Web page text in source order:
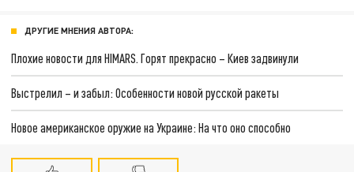
ДРУГИЕ МНЕНИЯ АВТОРА:
Плохие новости для HIMARS. Горят прекрасно – Киев задвинули
Выстрелил – и забыл: Особенности новой русской ракеты
Новое американское оружие на Украине: На что оно способно